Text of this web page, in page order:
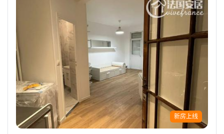
新房上线